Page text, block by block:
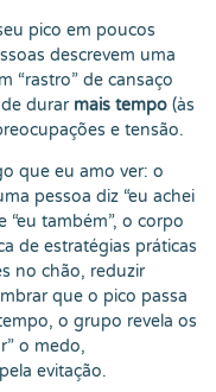
pico em poucos
descrevem uma
“rastro” de cansaço
durar mais tempo (às
e tensão.
que eu amo ver: o
pessoa diz “eu achei
“eu também”, o corpo
de estratégias práticas
no chão, reduzir
que o pico passa
o grupo revela os
o medo,
evitação.